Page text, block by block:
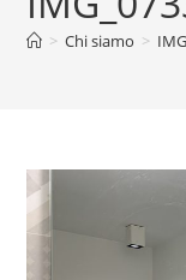
> Chi siamo >